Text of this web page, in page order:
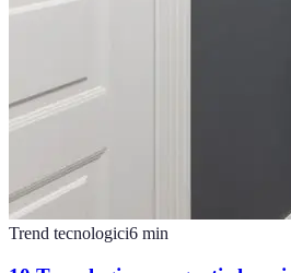
Trend tecnologici6 min